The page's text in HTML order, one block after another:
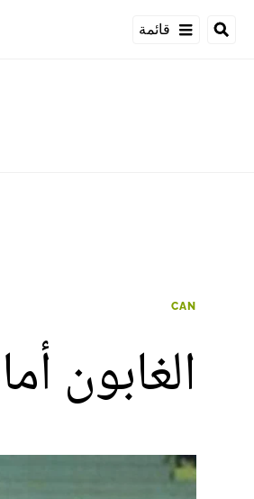
قائمة
CAN
الغابون